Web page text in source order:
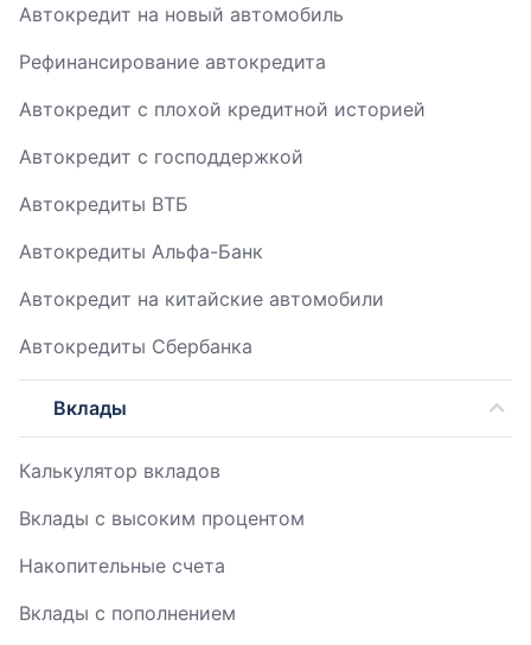
Автокредит на новый автомобиль
Рефинансирование автокредита
Автокредит с плохой кредитной историей
Автокредит с господдержкой
Автокредиты ВТБ
Автокредиты Альфа-Банк
Автокредит на китайские автомобили
Автокредиты Сбербанка
Вклады
Калькулятор вкладов
Вклады с высоким процентом
Накопительные счета
Вклады с пополнением